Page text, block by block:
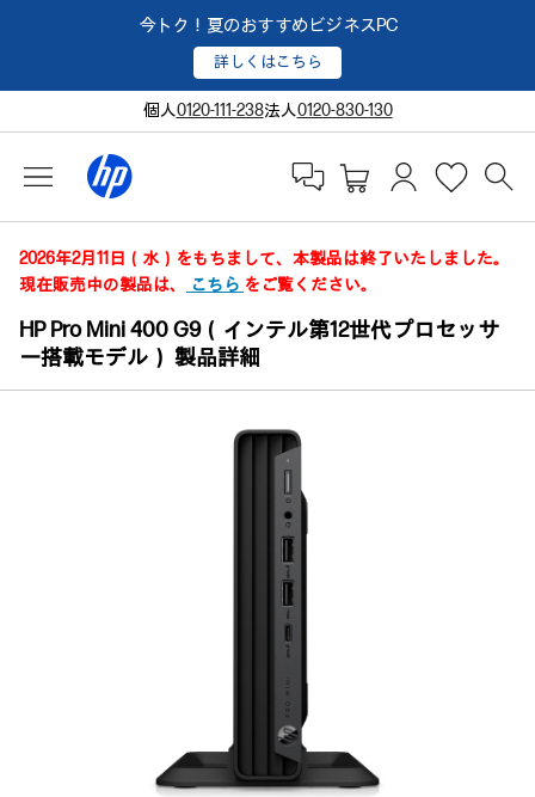
今トク！夏のおすすめビジネスPC
詳しくはこちら
個人0120-111-238法人0120-830-130
2026年2月11日（水）をもちまして、本製品は終了いたしました。
現在販売中の製品は、
こちら をご覧ください。
HP Pro Mini 400 G9（インテル第12世代プロセッサ
ー搭載モデル） 製品詳細